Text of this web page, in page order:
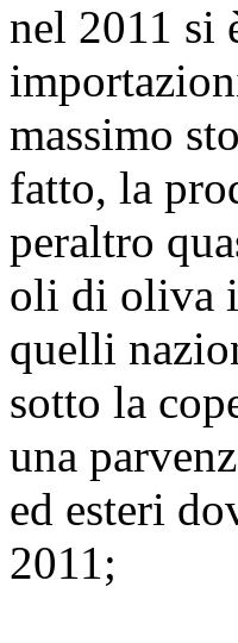
nel 2011 si
massimo
fatto, la
peraltro
oli di oliva
quelli
sotto la
una
ed esteri
2011;